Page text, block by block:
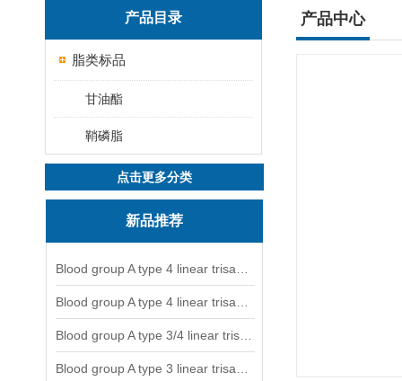
产品目录
脂类标品
甘油酯
鞘磷脂
点击更多分类
新品推荐
产品中心